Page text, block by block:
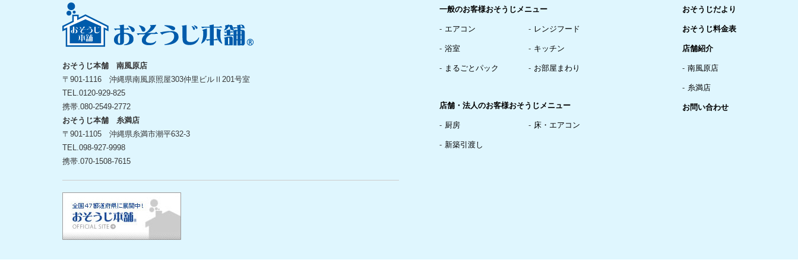
おそうじ本舗 南風原店
〒901-1116 沖縄県南風原照屋303仲里ビルⅡ201号室
TEL.0120-929-825
携帯.080-2549-2772
おそうじ本舗 糸満店
〒901-1105 沖縄県糸満市潮平632-3
TEL.098-927-9998
携帯.070-1508-7615
一般のお客様おそうじメニュー
エアコン レンジフード
浴室 キッチン
まるごとパック お部屋まわり
店舗・法人のお客様おそうじメニュー
厨房 床・エアコン
新築引渡し
おそうじだより
おそうじ料金表
店舗紹介
南風原店
糸満店
お問い合わせ